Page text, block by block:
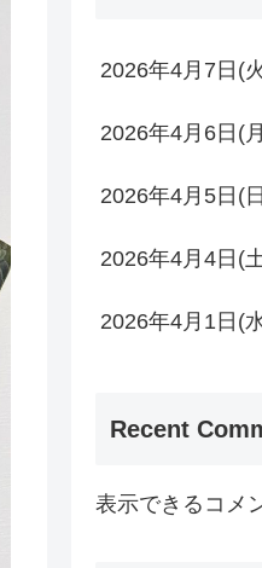
2026年4月7日(
2026年4月6日(
2026年4月5日(
2026年4月4日(
2026年4月1日(
Recent
表示できるコメ